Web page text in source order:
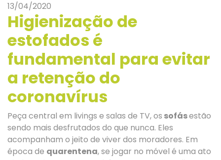
13/04/2020
Higienização de
estofados é
fundamental para evitar
a retenção do
coronavírus
Peça central em livings e salas de TV, os sofásestão
sendo mais desfrutados do que nunca. Eles
acompanham o jeito de viver dos moradores. Em
época de quarentena, se jogar no móvel é uma ato